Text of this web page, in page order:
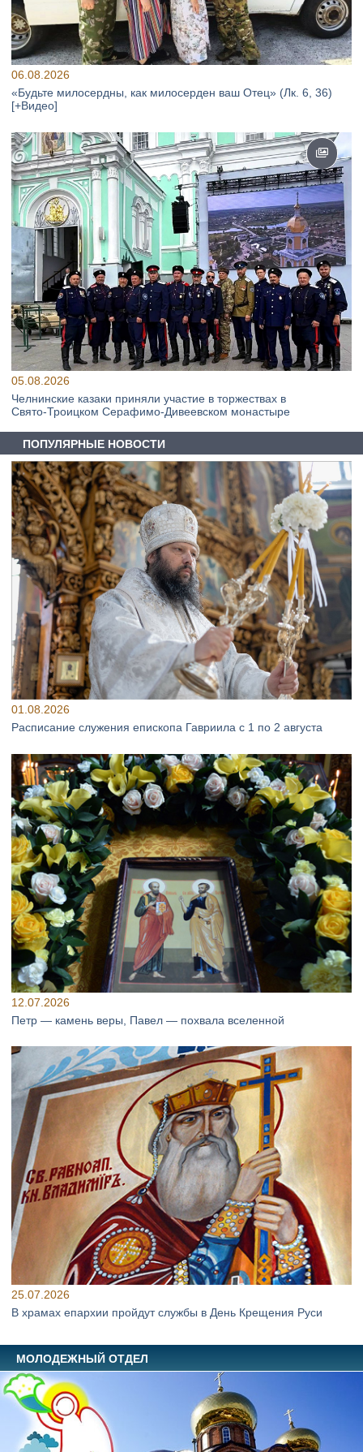
06.08.2026
«Будьте милосердны, как милосерден ваш Отец» (Лк. 6, 36)
[+Видео]
05.08.2026
Челнинские казаки приняли участие в торжествах в
Свято‑Троицком Серафимо‑Дивеевском монастыре
ПОПУЛЯРНЫЕ НОВОСТИ
01.08.2026
Расписание служения епископа Гавриила с 1 по 2 августа
12.07.2026
Петр — камень веры, Павел — похвала вселенной
25.07.2026
В храмах епархии пройдут службы в День Крещения Руси
МОЛОДЕЖНЫЙ ОТДЕЛ